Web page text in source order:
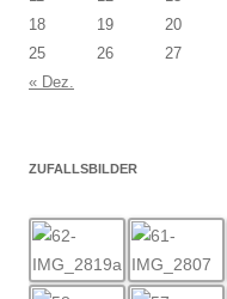
18
19 20
25
26 27
« Dez.
ZUFALLSBILDER